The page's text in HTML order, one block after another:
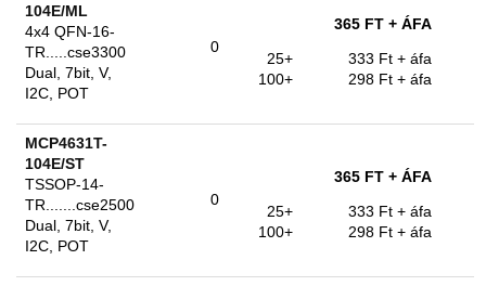
104E/ML
4x4 QFN-16-
TR.....cse3300
Dual, 7bit, V,
I2C, POT
0
365 FT + ÁFA
25+
333 Ft + áfa
100+
298 Ft + áfa
MCP4631T-
104E/ST
TSSOP-14-
TR.......cse2500
Dual, 7bit, V,
I2C, POT
0
365 FT + ÁFA
25+
333 Ft + áfa
100+
298 Ft + áfa